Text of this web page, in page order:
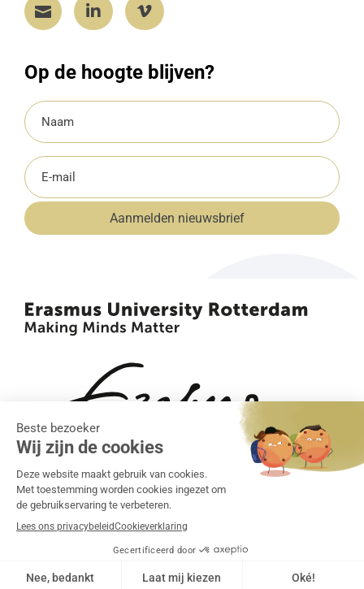
  
Op de hoogte blijven?
Naam
(Vereist)
E-
mailadres
(Vereist) Aanmelden nieuwsbrief
Algemene voorwaarden • Klachtenregeling
statement
Grapefish